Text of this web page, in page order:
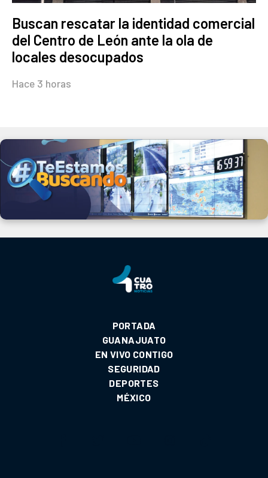
Buscan rescatar la identidad comercial
del Centro de León ante la ola de
locales desocupados
Hace 3 horas
PORTADA
GUANAJUATO
EN VIVO CONTIGO
SEGURIDAD
DEPORTES
MÉXICO